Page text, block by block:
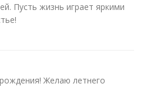
Пусть жизнь играет яркими
Желаю летнего